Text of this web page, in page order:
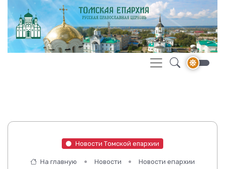
Новости Томской епархии
На главную Новости Новости епархии